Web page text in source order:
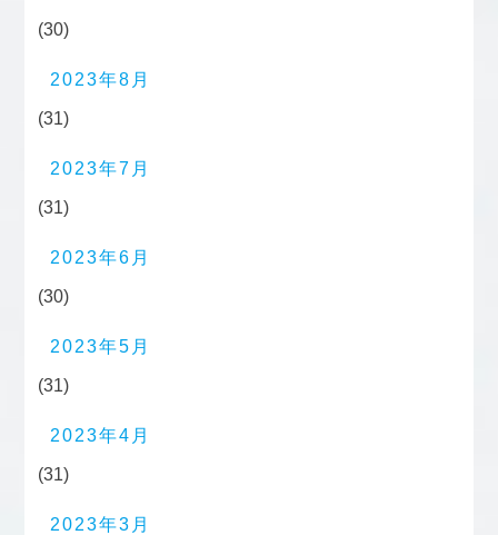
(30)
2023年8月
(31)
2023年7月
(31)
2023年6月
(30)
2023年5月
(31)
2023年4月
(31)
2023年3月